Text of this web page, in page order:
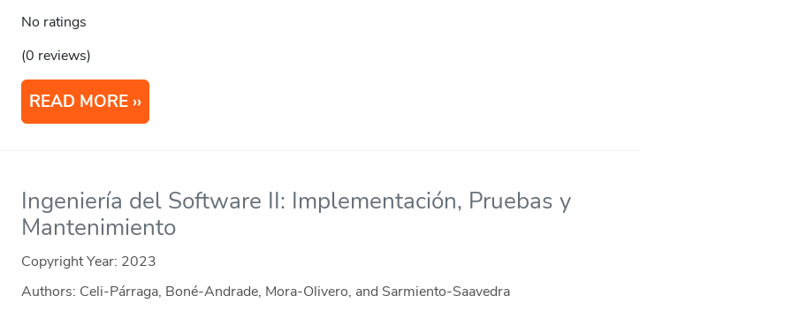
No ratings
(0 reviews)
READ MORE
Ingeniería del Software II: Implementación, Pruebas y
Mantenimiento
Copyright Year: 2023
Authors: Celi-Párraga, Boné-Andrade, Mora-Olivero, and Sarmiento-Saavedra